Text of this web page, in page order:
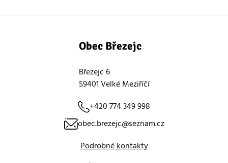
obec.brezejc@seznam.cz
+420 774 349 998
Obec Březejc
Březejc 6
59401 Velké Meziříčí
Podrobné kontakty